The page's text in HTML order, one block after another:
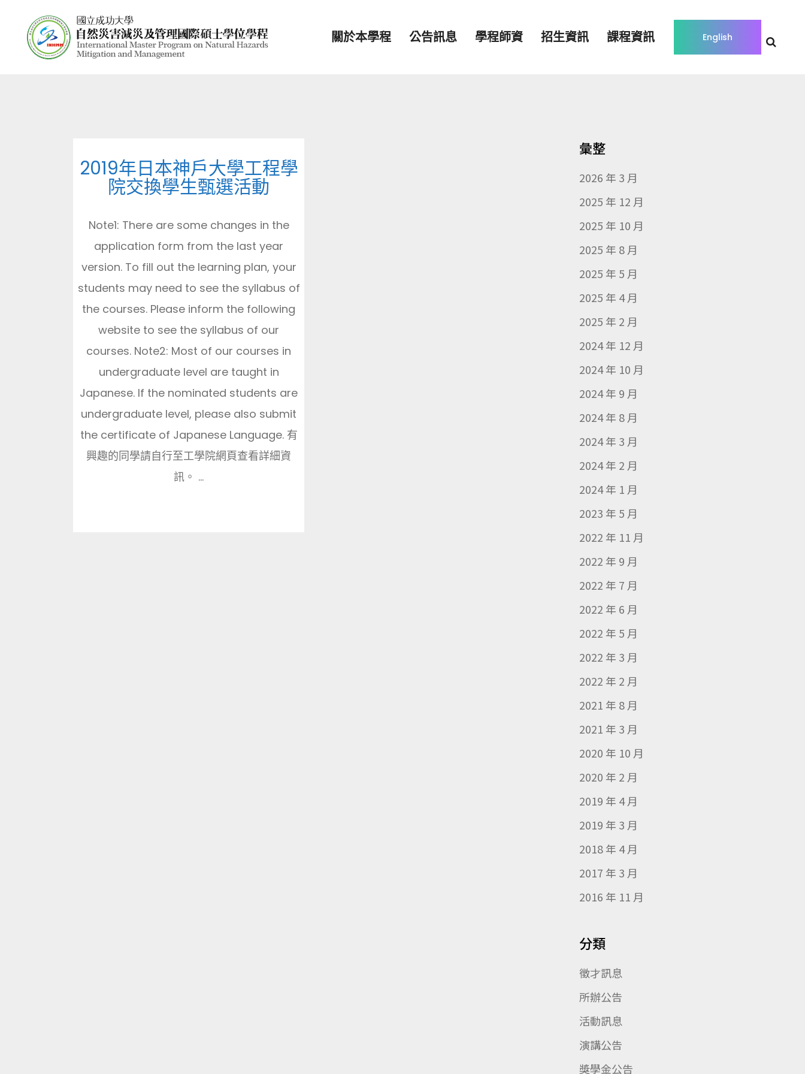
English
關於本學程 公告訊息 學程師資 招生資訊 課程資訊
2019年日本神戶大學工程學
院交換學生甄選活動
Note1: There are some changes in the
application form from the last year
version. To fill out the learning plan, your
students may need to see the syllabus of
the courses. Please inform the following
website to see the syllabus of our
courses. Note2: Most of our courses in
undergraduate level are taught in
Japanese. If the nominated students are
undergraduate level, please also submit
the certificate of Japanese Language. 有
興趣的同學請自行至工學院網頁查看詳細資
訊。 ...
彙整
2026 年 3 月
2025 年 12 月
2025 年 10 月
2025 年 8 月
2025 年 5 月
2025 年 4 月
2025 年 2 月
2024 年 12 月
2024 年 10 月
2024 年 9 月
2024 年 8 月
2024 年 3 月
2024 年 2 月
2024 年 1 月
2023 年 5 月
2022 年 11 月
2022 年 9 月
2022 年 7 月
2022 年 6 月
2022 年 5 月
2022 年 3 月
2022 年 2 月
2021 年 8 月
2021 年 3 月
2020 年 10 月
2020 年 2 月
2019 年 4 月
2019 年 3 月
2018 年 4 月
2017 年 3 月
2016 年 11 月
分類
徵才訊息
所辦公告
活動訊息
演講公告
獎學金公告